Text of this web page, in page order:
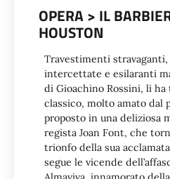
OPERA > IL
HOUSTON
Travestimenti stravaganti,
intercettate e esilaranti
di Gioachino Rossini, li
classico, molto amato dal
proposto in una deliziosa
regista Joan Font, che
trionfo della sua
segue le vicende